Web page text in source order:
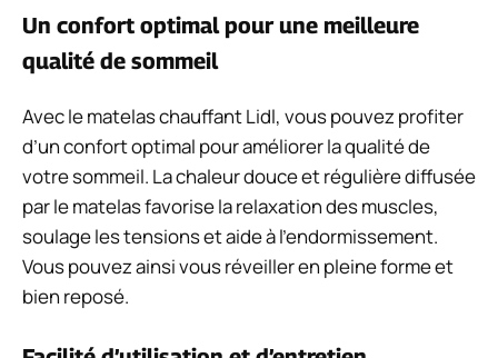
Un confort optimal pour une meilleure
qualité de sommeil
Avec le matelas chauffant Lidl, vous pouvez profiter
d’un confort optimal pour améliorer la qualité de
votre sommeil. La chaleur douce et régulière diffusée
par le matelas favorise la relaxation des muscles,
soulage les tensions et aide à l’endormissement.
Vous pouvez ainsi vous réveiller en pleine forme et
bien reposé.